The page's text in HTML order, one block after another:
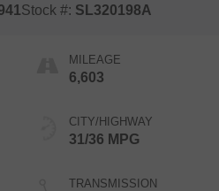
Stock #: SL320198A
MILEAGE
6,603
CITY/HIGHWAY
31/36 MPG
TRANSMISSION